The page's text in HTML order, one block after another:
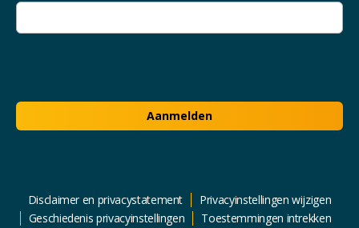
E-
mailadres
Aanmelden
Disclaimer en privacystatement
Privacyinstellingen wijzigen
Geschiedenis privacyinstellingen
Toestemmingen intrekken